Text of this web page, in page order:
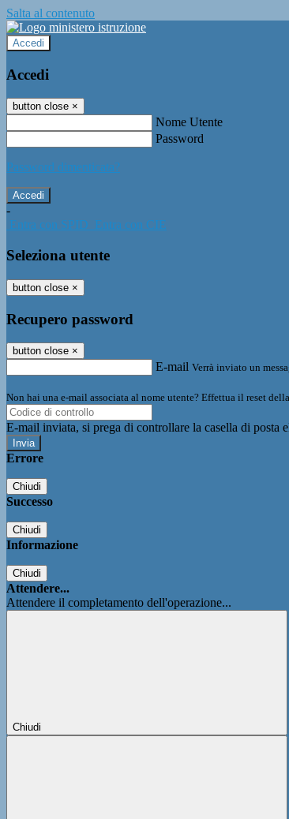
Salta al contenuto
Accedi
Accedi
button close ×
Nome Utente
Password
Password dimenticata?
-
Entra con SPID Entra con CIE
Seleziona utente
button close ×
Recupero password
button close ×
E-mail Verrà inviato un
Non hai una e-mail associata al nome utente? Effettua il reset
E-mail inviata, si prega di controllare la casella di posta
Errore
Chiudi
Successo
Chiudi
Informazione
Chiudi
Attendere...
Attendere il completamento dell'operazione...
Chiudi